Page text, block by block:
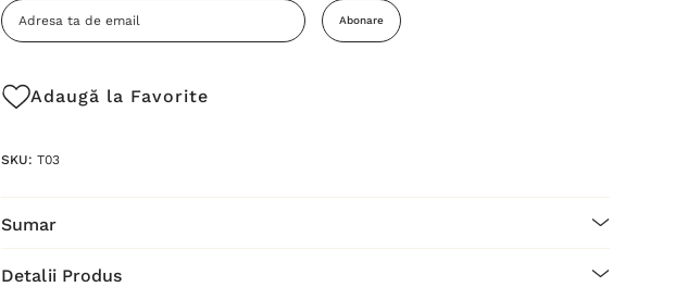
Stocul
curent
Abonare
Adaugă la Favorite
SKU: T03
Sumar
Detalii Produs